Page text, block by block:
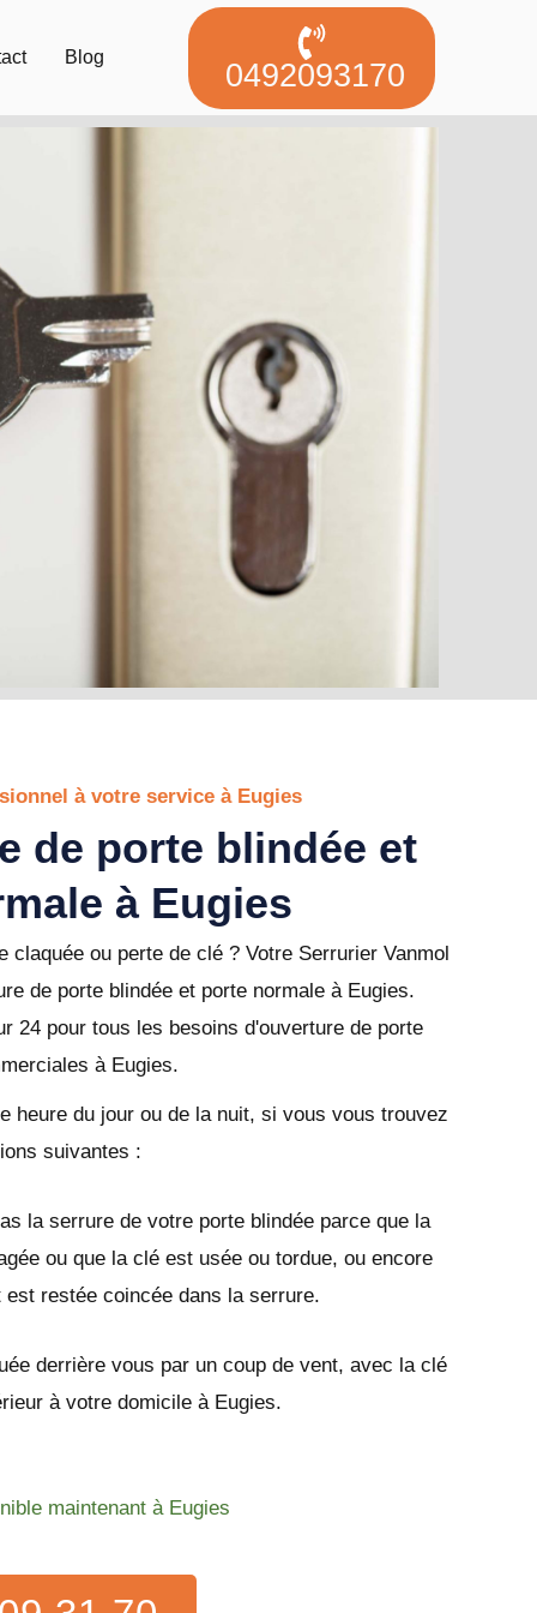
Blog 0492093170
à votre service à Eugies
de porte blindée et
à Eugies
claquée ou perte de clé ? Votre Serrurier Vanmol
de porte blindée et porte normale à Eugies.
24 pour tous les besoins d'ouverture de porte
à Eugies.
heure du jour ou de la nuit, si vous vous trouvez
suivantes :
la serrure de votre porte blindée parce que la
ou que la clé est usée ou tordue, ou encore
restée coincée dans la serrure.
derrière vous par un coup de vent, avec la clé
à votre domicile à Eugies.
maintenant à Eugies